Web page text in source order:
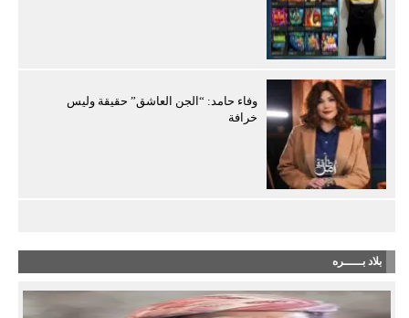
وفاء حامد: “الجن العاشق” حقيقة وليس
خرافة
بلاد بـــــره